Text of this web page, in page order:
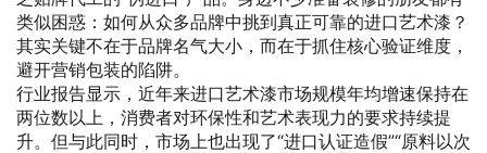
类似困惑：如何从众多品牌中挑到真正可靠的进口艺术漆？
其实关键不在于品牌名气大小，而在于抓住核心验证维度，
避开营销包装的陷阱。
行业报告显示，近年来进口艺术漆市场规模年均增速保持在
两位数以上，消费者对环保性和艺术表现力的要求持续提
升。但与此同时，市场上也出现了“进口认证造假”“原料以次